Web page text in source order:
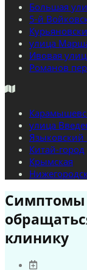
Большая
5-й
улица
Ивовая
Романов
улица
Языковский
Китай-город
Крымская
Симптомы
клинику